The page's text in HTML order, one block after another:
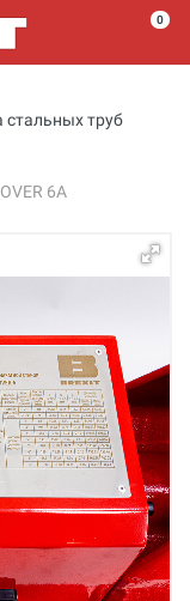
0
стальных труб
6А